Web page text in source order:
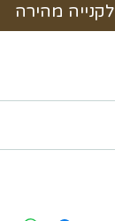
לקנייה מהירה